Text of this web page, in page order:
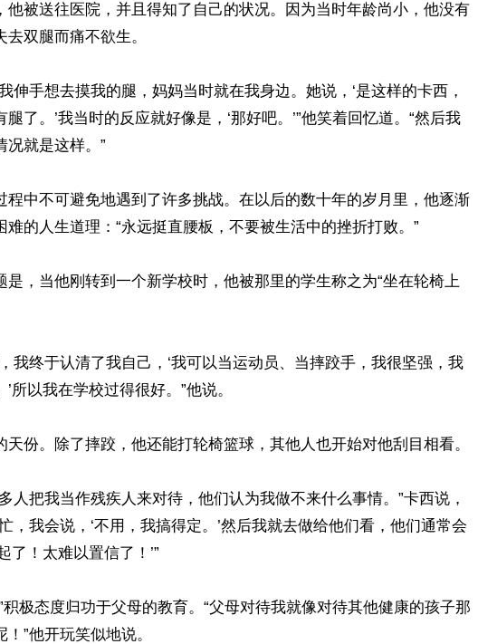
他被送往医院，并且得知了自己的状况。因为当时年龄尚小，他没有
双腿而痛不欲生。
伸手想去摸我的腿，妈妈当时就在我身边。她说，‘是这样的卡西，
了。’我当时的反应就好像是，‘那好吧。’”他笑着回忆道。“然后我
况就是这样。”
程中不可避免地遇到了许多挑战。在以后的数十年的岁月里，他逐渐
的人生道理：“永远挺直腰板，不要被生活中的挫折打败。”
是，当他刚转到一个新学校时，他被那里的学生称之为“坐在轮椅上
我终于认清了我自己，‘我可以当运动员、当摔跤手，我很坚强，我
所以我在学校过得很好。”他说。
份。除了摔跤，他还能打轮椅篮球，其他人也开始对他刮目相看。
人把我当作残疾人来对待，他们认为我做不来什么事情。”卡西说，
，我会说，‘不用，我搞得定。’然后我就去做给他们看，他们通常会
了！太难以置信了！’”
积极态度归功于父母的教育。“父母对待我就像对待其他健康的孩子那
”他开玩笑似地说。